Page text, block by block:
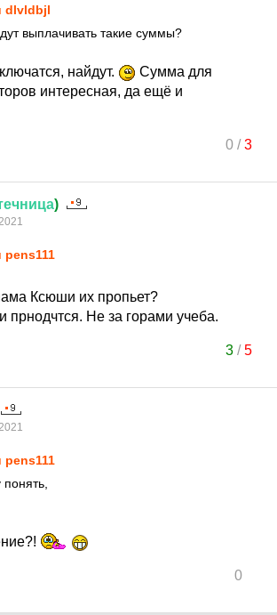
dlvldbjl
выплачивать такие суммы?
найдут.
Сумма для
интересная, да ещё и
0/3
)
pens111
Ксюши их пропьет?
прнодчтся. Не за горами учеба.
3/5
pens111
0